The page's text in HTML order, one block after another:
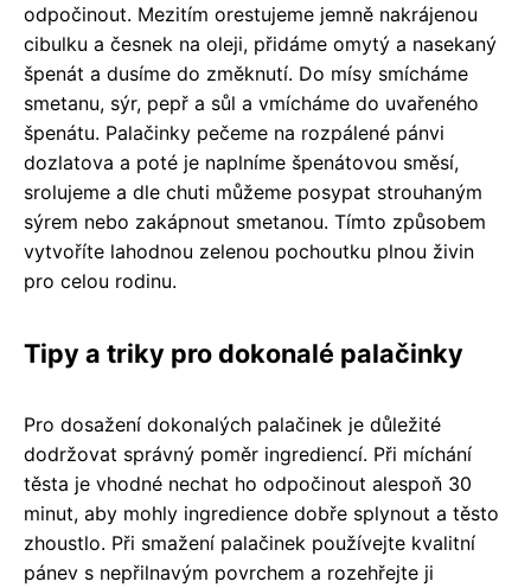
odpočinout. Mezitím orestujeme jemně nakrájenou
cibulku a česnek na oleji, přidáme omytý a nasekaný
špenát a dusíme do změknutí. Do mísy smícháme
smetanu, sýr, pepř a sůl a vmícháme do uvařeného
špenátu. Palačinky pečeme na rozpálené pánvi
dozlatova a poté je naplníme špenátovou směsí,
srolujeme a dle chuti můžeme posypat strouhaným
sýrem nebo zakápnout smetanou. Tímto způsobem
vytvoříte lahodnou zelenou pochoutku plnou živin
pro celou rodinu.
Tipy a triky pro dokonalé palačinky
Pro dosažení dokonalých palačinek je důležité
dodržovat správný poměr ingrediencí. Při míchání
těsta je vhodné nechat ho odpočinout alespoň 30
minut, aby mohly ingredience dobře splynout a těsto
zhoustlo. Při smažení palačinek používejte kvalitní
pánev s nepřilnavým povrchem a rozehřejte ji